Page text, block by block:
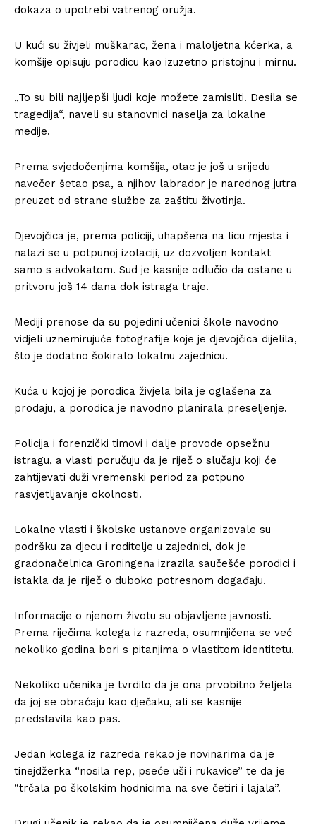
dokaza o upotrebi vatrenog oružja.
U kući su živjeli muškarac, žena i maloljetna kćerka, a
komšije opisuju porodicu kao izuzetno pristojnu i mirnu.
„To su bili najljepši ljudi koje možete zamisliti. Desila se
tragedija“, naveli su stanovnici naselja za lokalne
medije.
Prema svjedočenjima komšija, otac je još u srijedu
navečer šetao psa, a njihov labrador je narednog jutra
preuzet od strane službe za zaštitu životinja.
Djevojčica je, prema policiji, uhapšena na licu mjesta i
nalazi se u potpunoj izolaciji, uz dozvoljen kontakt
samo s advokatom. Sud je kasnije odlučio da ostane u
pritvoru još 14 dana dok istraga traje.
Mediji prenose da su pojedini učenici škole navodno
vidjeli uznemirujuće fotografije koje je djevojčica dijelila,
što je dodatno šokiralo lokalnu zajednicu.
Kuća u kojoj je porodica živjela bila je oglašena za
prodaju, a porodica je navodno planirala preseljenje.
Policija i forenzički timovi i dalje provode opsežnu
istragu, a vlasti poručuju da je riječ o slučaju koji će
zahtijevati duži vremenski period za potpuno
rasvjetljavanje okolnosti.
Lokalne vlasti i školske ustanove organizovale su
podršku za djecu i roditelje u zajednici, dok je
gradonačelnica Groningenа izrazila saučešće porodici i
istakla da je riječ o duboko potresnom događaju.
Informacije o njenom životu su objavljene javnosti.
Prema riječima kolega iz razreda, osumnjičena se već
nekoliko godina bori s pitanjima o vlastitom identitetu.
Nekoliko učenika je tvrdilo da je ona prvobitno željela
da joj se obraćaju kao dječaku, ali se kasnije
predstavila kao pas.
Jedan kolega iz razreda rekao je novinarima da je
tinejdžerka “nosila rep, pseće uši i rukavice” te da je
“trčala po školskim hodnicima na sve četiri i lajala”.